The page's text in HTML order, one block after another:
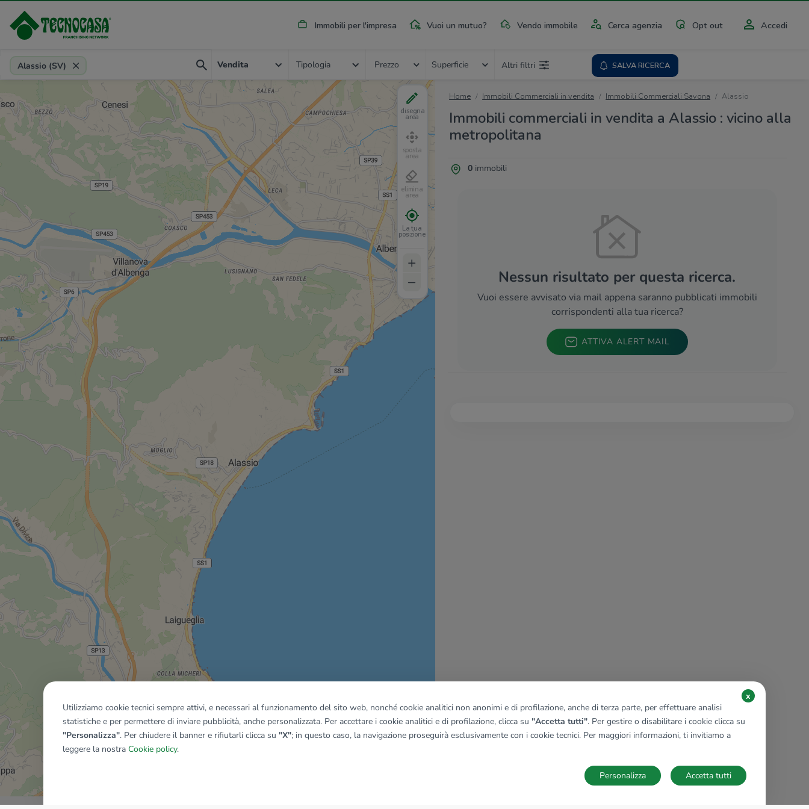
Immobili per l'impresa Vuoi un mutuo? Vendo immobile Cerca agenzia Opt out Accedi
Provincia, comune, zona, riferimento
Alassio (SV) Vendita Tipologia Prezzo Superficie Altri filtri SALVA RICERCA
Home Immobili Commerciali in vendita Immobili Commerciali Savona Alassio
Immobili commerciali in vendita a Alassio : vicino alla
metropolitana
0immobili
Nessun risultato per questa ricerca.
Vuoi essere avvisato via mail appena saranno pubblicati immobili
corrispondenti alla tua ricerca?
ATTIVA ALERT MAIL
disegna
area
sposta
area
elimina
area
La tua
posizione
+
–
Mostra tutti gli immobili del riquadro
Utilizziamo cookie tecnici sempre attivi, e necessari al funzionamento del sito web, nonché cookie analitici non anonimi e di profilazione, anche di terza parte, per effettuare analisi
statistiche e per permettere di inviare pubblicità, anche personalizzata. Per accettare i cookie analitici e di profilazione, clicca su "Accetta tutti". Per gestire o disabilitare i cookie clicca su
"Personalizza". Per chiudere il banner e rifiutarli clicca su "X"; in questo caso, la navigazione proseguirà esclusivamente con i cookie tecnici. Per maggiori informazioni, ti invitiamo a
leggere la nostra Cookie policy.
x
Accetta tutti
Personalizza